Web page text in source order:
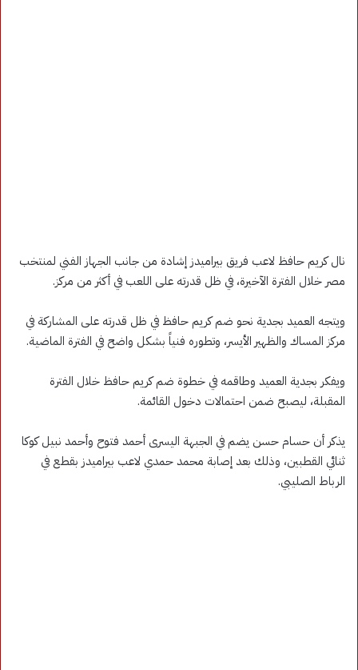
نال كريم حافظ لاعب فريق بيراميدز إشادة من جانب الجهاز الفني لمنتخب
مصر خلال الفترة الآخيرة، في ظل قدرته على اللعب في أكثر من مركز.
ويتجه العميد بجدية نحو ضم كريم حافظ في ظل قدرته على المشاركة في
مركز المساك والظهير الأيسر، وتطوره فنياً بشكل واضح في الفترة الماضية.
ويفكر بجدية العميد وطاقمه في خطوة ضم كريم حافظ خلال الفترة
المقبلة، ليصبح ضمن احتمالات دخول القائمة.
يذكر أن حسام حسن يضم في الجبهة اليسرى أحمد فتوح وأحمد نبيل كوكا
ثنائي القطبين، وذلك بعد إصابة محمد حمدي لاعب بيراميدز بقطع في
الرباط الصليبي.